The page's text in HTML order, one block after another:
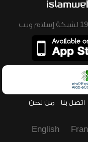
اتصل بنا من نحن
English